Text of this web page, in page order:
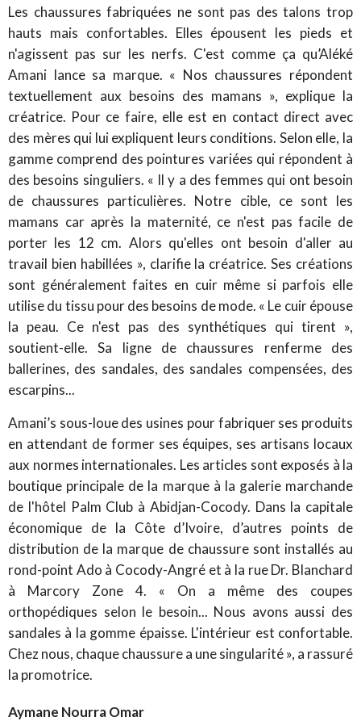
Les chaussures fabriquées ne sont pas des talons trop
hauts mais confortables. Elles épousent les pieds et
n'agissent pas sur les nerfs. C'est comme ça qu’Aléké
Amani lance sa marque. « Nos chaussures répondent
textuellement aux besoins des mamans », explique la
créatrice. Pour ce faire, elle est en contact direct avec
des mères qui lui expliquent leurs conditions. Selon elle, la
gamme comprend des pointures variées qui répondent à
des besoins singuliers. « Il y a des femmes qui ont besoin
de chaussures particulières. Notre cible, ce sont les
mamans car après la maternité, ce n'est pas facile de
porter les 12 cm. Alors qu'elles ont besoin d'aller au
travail bien habillées », clarifie la créatrice. Ses créations
sont généralement faites en cuir même si parfois elle
utilise du tissu pour des besoins de mode. « Le cuir épouse
la peau. Ce n'est pas des synthétiques qui tirent »,
soutient-elle. Sa ligne de chaussures renferme des
ballerines, des sandales, des sandales compensées, des
escarpins...
Amani’s sous-loue des usines pour fabriquer ses produits
en attendant de former ses équipes, ses artisans locaux
aux normes internationales. Les articles sont exposés à la
boutique principale de la marque à la galerie marchande
de l'hôtel Palm Club à Abidjan-Cocody. Dans la capitale
économique de la Côte d’Ivoire, d’autres points de
distribution de la marque de chaussure sont installés au
rond-point Ado à Cocody-Angré et à la rue Dr. Blanchard
à Marcory Zone 4. « On a même des coupes
orthopédiques selon le besoin... Nous avons aussi des
sandales à la gomme épaisse. L'intérieur est confortable.
Chez nous, chaque chaussure a une singularité », a rassuré
la promotrice.
Aymane Nourra Omar